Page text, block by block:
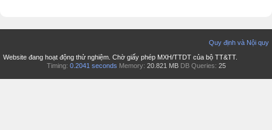
Quy định và Nội quy
Website đang hoạt động thử nghiệm. Chờ giấy phép MXH/TTDT của bộ TT&TT.
Timing: 0.2041 seconds Memory: 20.821 MB DB Queries: 25